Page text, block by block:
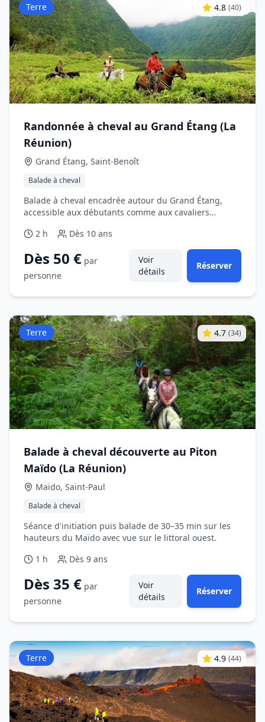
Terre 4.8 (40)
Randonnée à cheval au Grand Étang (La
Réunion)
Grand Étang, Saint‑Benoît
Balade à cheval
Balade à cheval encadrée autour du Grand Étang,
accessible aux débutants comme aux cavaliers
2 h
Dès 10 ans
Dès 50 € par
personne
Voir
détails
Réserver
Terre 4.7 (34)
Balade à cheval découverte au Piton
Maïdo (La Réunion)
Maïdo, Saint‑Paul
Balade à cheval
Séance d'initiation puis balade de 30–35 min sur les
hauteurs du Maïdo avec vue sur le littoral ouest.
1 h
Dès 9 ans
Dès 35 € par
personne
Voir
détails
Réserver
Terre 4.9 (44)